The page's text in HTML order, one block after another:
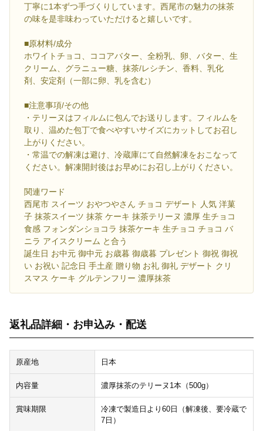
丁寧に1本ずつ手づくりしています。西尾市の魅力の抹茶
の味を是非味わっていただけると嬉しいです。
■原材料/成分
ホワイトチョコ、ココアバター、全粉乳、卵、バター、生
クリーム、グラニュー糖、抹茶/レシチン、香料、乳化
剤、安定剤（一部に卵、乳を含む）
■注意事項/その他
・テリーヌはフィルムに包んでお送りします。フィルムを
取り、温めた包丁で食べやすいサイズにカットしてお召し
上がりください。
・常温での解凍は避け、冷蔵庫にて自然解凍をおこなって
ください。解凍開封後はお早めにお召し上がりください。
関連ワード
西尾市 スイーツ おやつやさん チョコ デザート 人気 洋菓
子 抹茶スイーツ 抹茶 ケーキ 抹茶テリーヌ 濃厚 生チョコ
食感 フォンダンショコラ 抹茶ケーキ 生チョコ チョコ バ
ニラ アイスクリーム と合う
誕生日 お中元 御中元 お歳暮 御歳暮 プレゼント 御祝 御祝
い お祝い 記念日 手土産 贈り物 お礼 御礼 デザート クリ
スマス ケーキ グルテンフリー 濃厚抹茶
返礼品詳細・お申込み・配送
原産地 日本
内容量 濃厚抹茶のテリーヌ1本（500g）
賞味期限
冷凍で製造日より60日（解凍後、要冷蔵で
7日）